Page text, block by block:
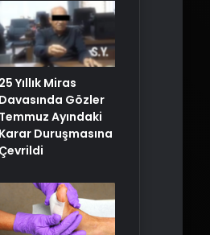
25 Yıllık Miras
Davasında Gözler
Temmuz Ayındaki
Karar Duruşmasına
Çevrildi